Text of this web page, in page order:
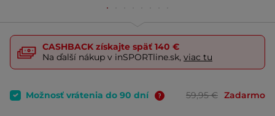
CASHBACK získajte späť 140 €
Na ďalší nákup v inSPORTline.sk, viac tu
Možnosť vrátenia do 90 dní 59,95 € Zadarmo